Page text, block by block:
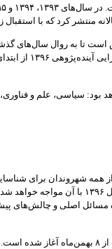
کرد که با استقبال
۱۳۹۵، آینده‌بان در تلاش است تا به
سیاسی، علم و فناوری،
شهروندان برای
مسائل (متغیرهای) تاثیرگذاری است که ایران در
مسائل اصلی و چالش‌های
دور اول نظرسنجی «آینده پژوهی ایران سال ۱۳۹۶»